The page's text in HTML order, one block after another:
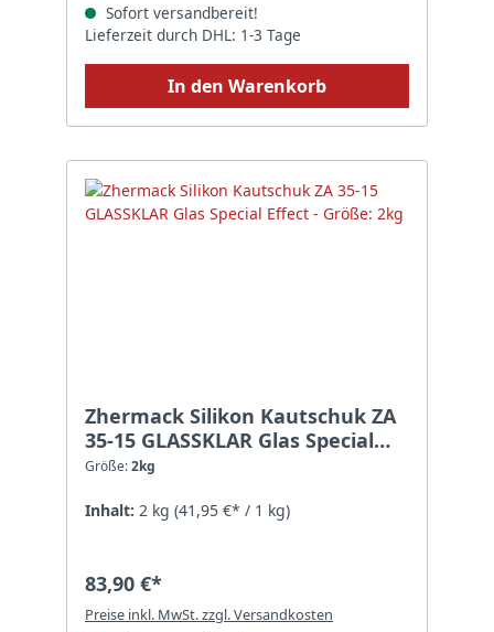
Sofort versandbereit!
Lieferzeit durch DHL: 1-3 Tage
In den Warenkorb
Zhermack Silikon Kautschuk ZA
35-15 GLASSKLAR Glas Special
Effect - Größe: 2kg
Größe:2kg
Inhalt: 2 kg (41,95 €* / 1 kg)
83,90 €*
Preise inkl. MwSt. zzgl. Versandkosten